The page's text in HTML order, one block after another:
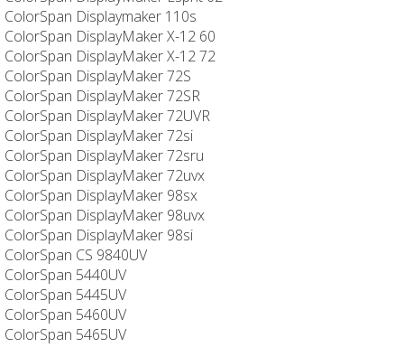
ColorSpan Displaymaker 110s
ColorSpan DisplayMaker X-12 60
ColorSpan DisplayMaker X-12 72
ColorSpan DisplayMaker 72S
ColorSpan DisplayMaker 72SR
ColorSpan DisplayMaker 72UVR
ColorSpan DisplayMaker 72si
ColorSpan DisplayMaker 72sru
ColorSpan DisplayMaker 72uvx
ColorSpan DisplayMaker 98sx
ColorSpan DisplayMaker 98uvx
ColorSpan DisplayMaker 98si
ColorSpan CS 9840UV
ColorSpan 5440UV
ColorSpan 5445UV
ColorSpan 5460UV
ColorSpan 5465UV